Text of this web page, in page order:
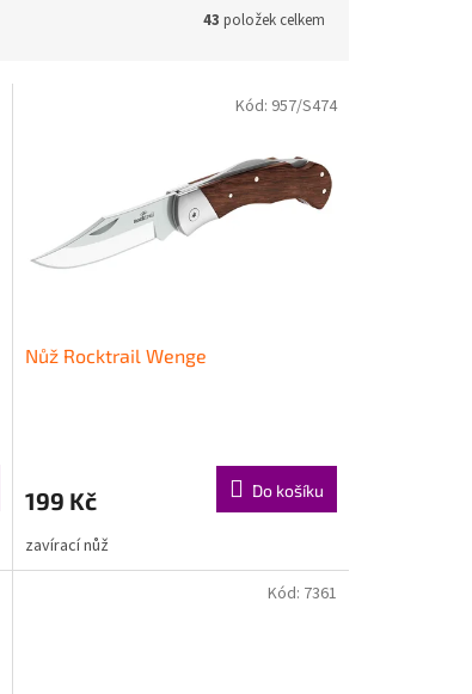
43 položek celkem
Nůž Rocktrail Wenge
199 Kč Do košíku
zavírací nůž
Kód: 957/S474
Kód: 7361